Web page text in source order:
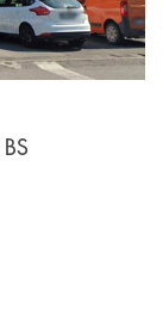
BS